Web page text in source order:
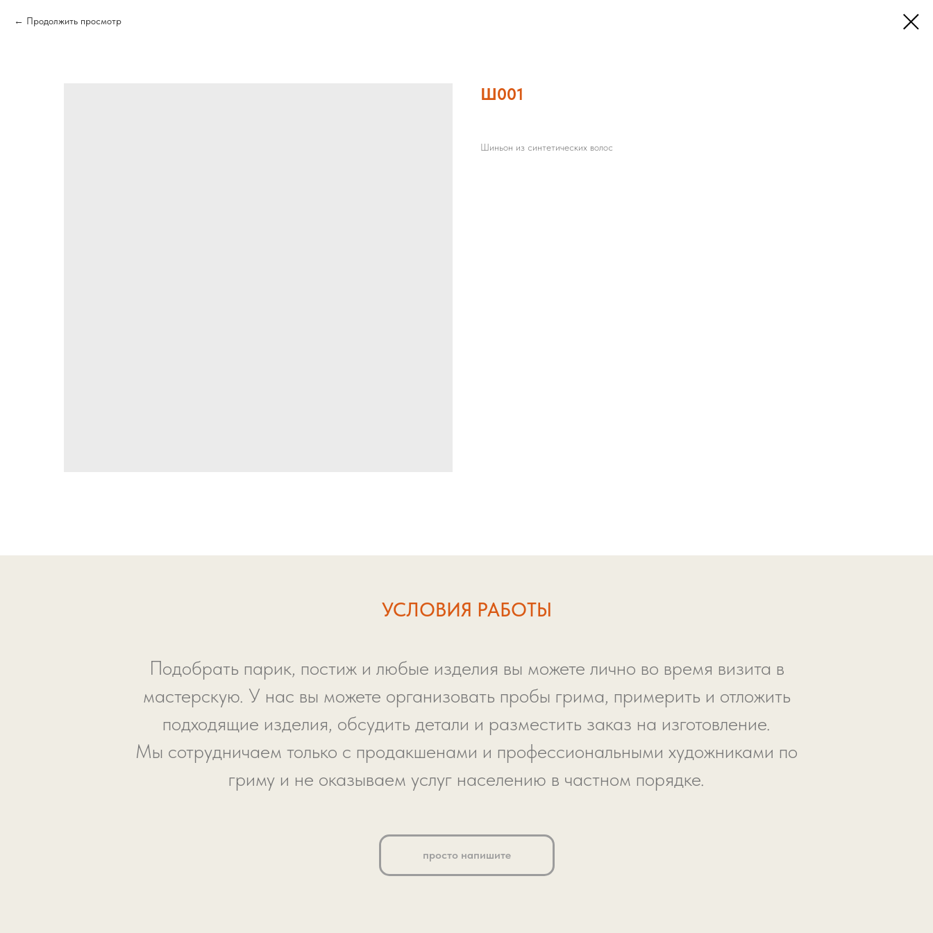
Продолжить просмотр
Ш001
Шиньон из синтетических волос
УСЛОВИЯ РАБОТЫ
Подобрать парик, постиж и любые изделия вы можете лично во время визита в
мастерскую. У нас вы можете организовать пробы грима, примерить и отложить
подходящие изделия, обсудить детали и разместить заказ на изготовление.
Мы сотрудничаем только с продакшенами и профессиональными художниками по
гриму и не оказываем услуг населению в частном порядке.
просто напишите